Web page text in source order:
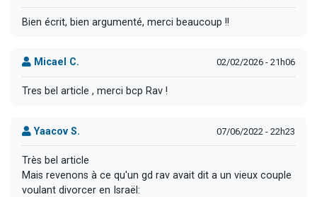
Bien écrit, bien argumenté, merci beaucoup !!
Micael C. 02/02/2026 - 21h06
Tres bel article , merci bcp Rav !
Yaacov S. 07/06/2022 - 22h23
Très bel article
Mais revenons à ce qu'un gd rav avait dit a un vieux couple
voulant divorcer en Israël: